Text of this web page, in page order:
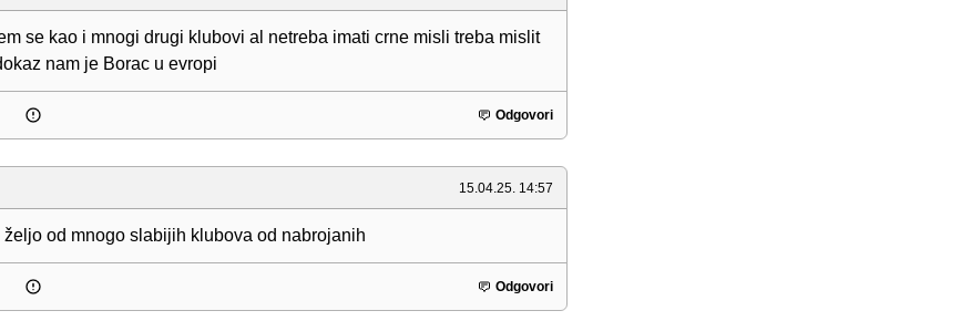
se kao i mnogi drugi klubovi al netreba imati crne misli treba mislit
nam je Borac u evropi
Odgovori
15.04.25. 14:57
željo od mnogo slabijih klubova od nabrojanih
Odgovori